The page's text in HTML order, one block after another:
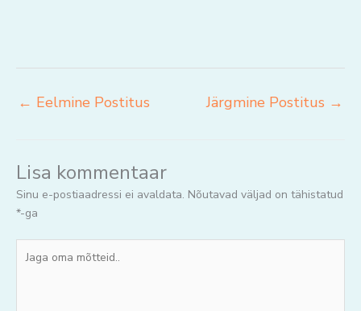
← Eelmine Postitus Järgmine Postitus →
Lisa kommentaar
Sinu e-postiaadressi ei avaldata. Nõutavad väljad on tähistatud
*-ga
oma